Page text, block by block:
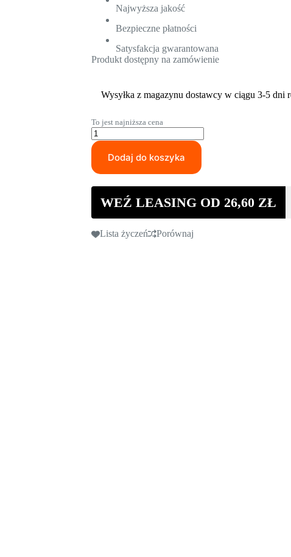
Najwyższa jakość
Bezpieczne płatności
Satysfakcja gwarantowana
Produkt dostępny na zamówienie
Wysyłka z magazynu dostawcy w ciągu 3-5 dni
To jest najniższa cena
ilość
Tarcza
diamentowa
cięcia
PLATINIUM
BETON
Dodaj do koszyka
WEŹ LEASING OD 26,60 ZŁ
Lista życzeń Porównaj